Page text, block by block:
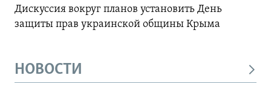
Дискуссия вокруг планов установить День
защиты прав украинской общины Крыма
НОВОСТИ